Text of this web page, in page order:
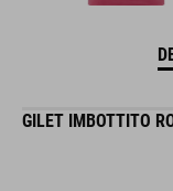
GILET IMBOTTITO